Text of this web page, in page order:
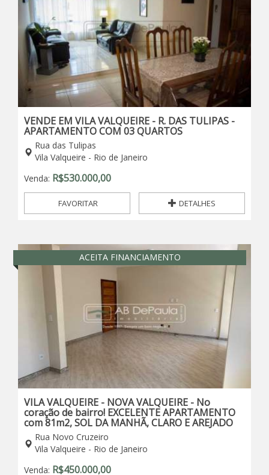
VENDE EM VILA VALQUEIRE - R. DAS TULIPAS -
APARTAMENTO COM 03 QUARTOS
Rua das Tulipas
Vila Valqueire - Rio de Janeiro
Venda: R$530.000,00
FAVORITAR DETALHES
ACEITA FINANCIAMENTO
VILA VALQUEIRE - NOVA VALQUEIRE - No
coração de bairro! EXCELENTE APARTAMENTO
com 81m2, SOL DA MANHÃ, CLARO E AREJADO
Rua Novo Cruzeiro
Vila Valqueire - Rio de Janeiro
Venda: R$450.000,00